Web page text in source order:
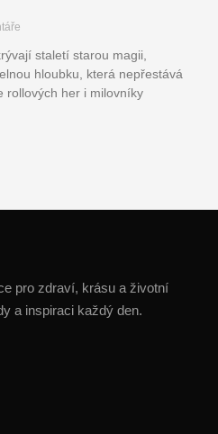
staletí starou magii,
hloubku, která nepřestává
rollových her i milovníky
pro zdraví, krásu a životní
a inspiraci každý den.